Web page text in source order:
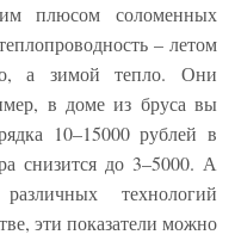
плюсом соломенных
– летом
а зимой тепло. Они
в доме из бруса вы
10–15000 рублей в
снизится до 3–5000. А
технологий
эти показатели можно